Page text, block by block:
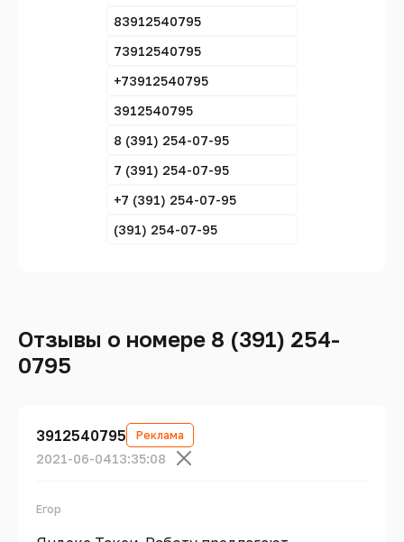
83912540795
73912540795
+73912540795
3912540795
8 (391) 254-07-95
7 (391) 254-07-95
+7 (391) 254-07-95
(391) 254-07-95
Отзывы о номере 8 (391) 254-
0795
3912540795 Реклама
2021-06-0413:35:08
Егор